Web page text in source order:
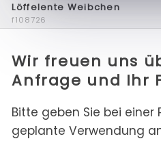
Löffelente Weibchen
f108726
Wir freuen uns
Anfrage und Ihr
Bitte geben Sie bei einer
geplante Verwendung